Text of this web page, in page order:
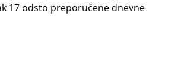
17 odsto preporučene dnevne